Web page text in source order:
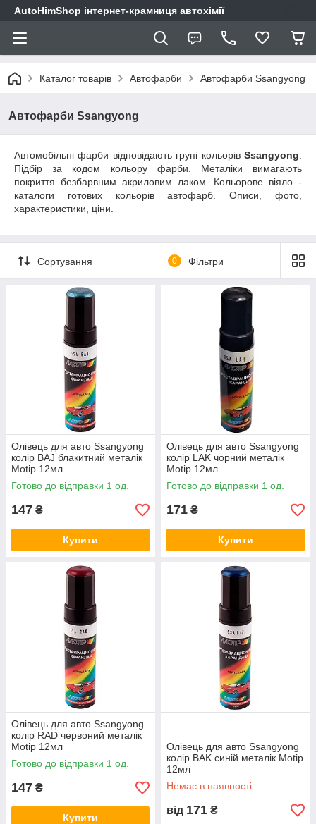
AutoHimShop інтернет-крамниця автохімії
Каталог товарів Автофарби Автофарби Ssangyong
Автофарби Ssangyong
Автомобільні фарби відповідають групі кольорів Ssangyong
Підбір за кодом кольору фарби. Металіки вимагають
покриття безбарвним акриловим лаком. Кольорове віяло -
каталоги готових кольорів автофарб. Описи, фото,
характеристики, ціни.
Сортування 0 Фільтри
Олівець для авто Ssangyong
колір BAJ блакитний металік
Motip 12мл
Готово до відправки 1 од.
147 ₴
Купити
Олівець для авто Ssangyong
колір LAK чорний металік
Motip 12мл
Готово до відправки 1 од.
171 ₴
Купити
Олівець для авто Ssangyong
колір RAD червоний металік
Motip 12мл
Готово до відправки 1 од.
147 ₴
Купити
Олівець для авто Ssangyong
колір BAK синій металік Motip
12мл
Немає в наявності
від 171 ₴